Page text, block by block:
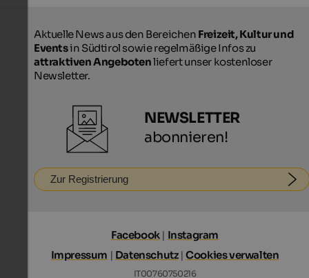
Aktuelle News aus den Bereichen Freizeit, Kultur und
Eventsin Südtirol sowie regelmäßige Infos zu
attraktiven Angebotenliefert unser kostenloser
Newsletter.
NEWSLETTER
abonnieren!
Zur Registrierung
Facebook| Instagram
Impressum | Datenschutz|Cookies verwalten
IT00760750216